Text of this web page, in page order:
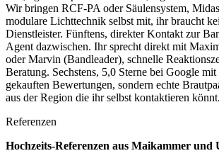
Wir bringen RCF-PA oder Säulensystem,
modulare Lichttechnik selbst mit, ihr braucht
Dienstleister. Fünftens, direkter Kontakt zur
Agent dazwischen. Ihr sprecht direkt mit
oder Marvin (Bandleader), schnelle
Beratung. Sechstens, 5,0 Sterne bei Google
gekauften Bewertungen, sondern echte
aus der Region die ihr selbst kontaktieren könnt.
Referenzen
Hochzeits-Referenzen aus Maikammer und